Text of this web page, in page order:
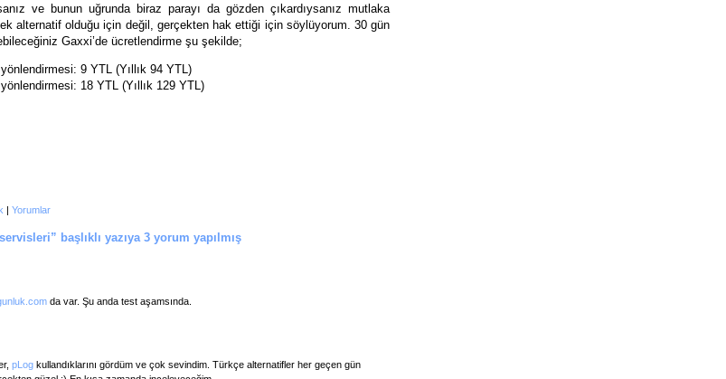
ve bunun uğrunda biraz parayı da gözden çıkardıysanız mutlaka
alternatif olduğu için değil, gerçekten hak ettiği için söylüyorum. 30 gün
Gaxxi’de ücretlendirme şu şekilde;
9 YTL (Yıllık 94 YTL)
18 YTL (Yıllık 129 YTL)
| Yorumlar
başlıklı yazıya 3 yorum yapılmış
da var. Şu anda test aşamsında.
pLogkullandıklarını gördüm ve çok sevindim. Türkçe alternatifler her geçen gün